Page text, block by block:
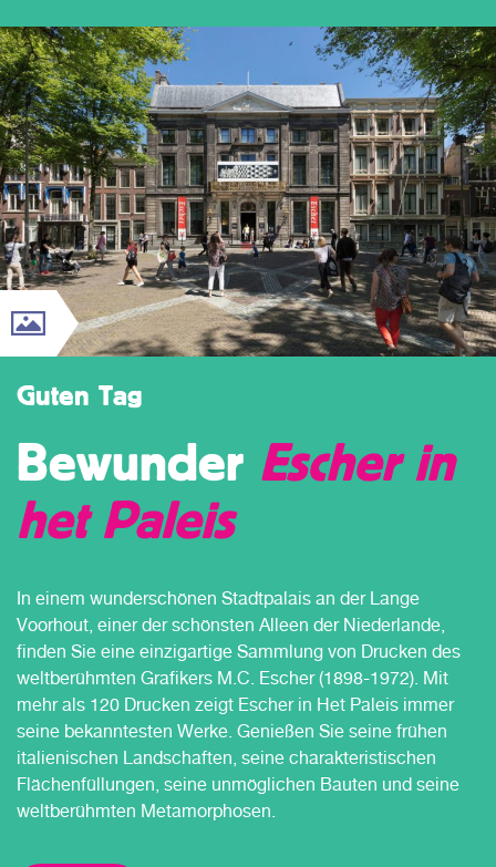
Guten Tag
Bewunder Escher in
het Paleis
In einem wunderschönen Stadtpalais an der Lange
Voorhout, einer der schönsten Alleen der Niederlande,
finden Sie eine einzigartige Sammlung von Drucken des
weltberühmten Grafikers M.C. Escher (1898-1972). Mit
mehr als 120 Drucken zeigt Escher in Het Paleis immer
seine bekanntesten Werke. Genießen Sie seine frühen
italienischen Landschaften, seine charakteristischen
Flächenfüllungen, seine unmöglichen Bauten und seine
weltberühmten Metamorphosen.